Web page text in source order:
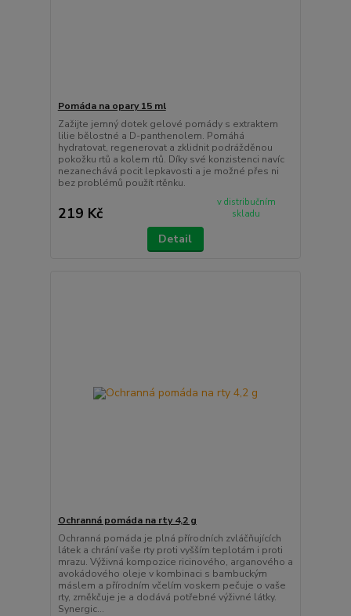
Pomáda na opary 15 ml
Zažijte jemný dotek gelové pomády s extraktem
lilie bělostné a D-panthenolem. Pomáhá
hydratovat, regenerovat a zklidnit podrážděnou
pokožku rtů a kolem rtů. Díky své konzistenci navíc
nezanechává pocit lepkavosti a je možné přes ni
bez problémů použít rtěnku.
219 Kč
v distribučním
skladu
Detail
Ochranná pomáda na rty 4,2 g
Ochranná pomáda je plná přírodních zvláčňujících
látek a chrání vaše rty proti vyšším teplotám i proti
mrazu. Výživná kompozice ricinového, arganového a
avokádového oleje v kombinaci s bambuckým
máslem a přírodním včelím voskem pečuje o vaše
rty, změkčuje je a dodává potřebné výživné látky.
Synergic...